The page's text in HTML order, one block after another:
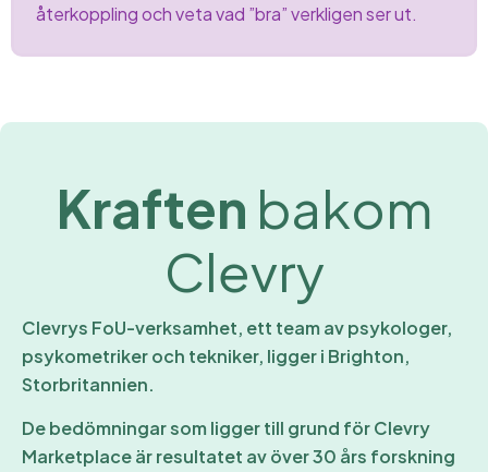
återkoppling ochveta vad ”bra” verkligenser ut.
Kraften bakom
Clevry
Clevrys FoU-verksamhet, ett team av psykologer,
psykometriker och tekniker, ligger i Brighton,
Storbritannien.
De bedömningar som ligger till grund för Clevry
Marketplace är resultatet av över 30 års forskning